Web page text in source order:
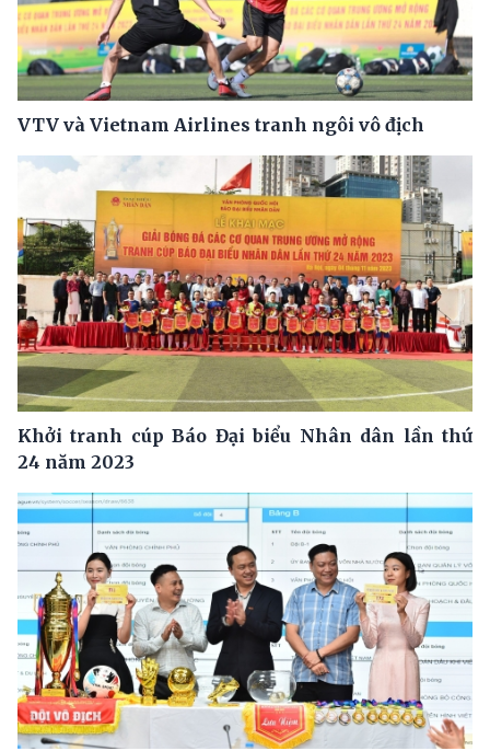
VTV và Vietnam Airlines tranh ngôi vô địch
Khởi tranh cúp Báo Đại biểu Nhân dân lần thứ
24 năm 2023